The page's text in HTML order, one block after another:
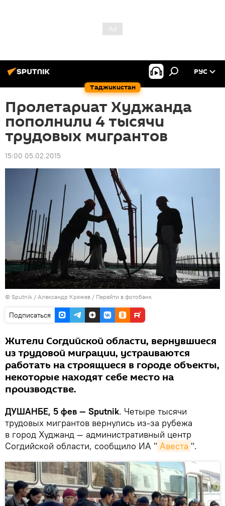
Таджикистан
РУС
Пролетариат Худжанда
пополнили 4 тысячи
трудовых мигрантов
15:00 05.02.2015
© Sputnik / Александр Кряжев / Перейти в фотобанк
Подписаться
Жители Согдийской области, вернувшиеся
из трудовой миграции, устраиваются
работать на строящиеся в городе объекты,
некоторые находят себе место на
производстве.
ДУШАНБЕ, 5 фев — Sputnik. Четыре тысячи
трудовых мигрантов вернулись из-за рубежа
в город Худжанд — административный центр
Согдийской области, сообщило ИА " Авеста ".